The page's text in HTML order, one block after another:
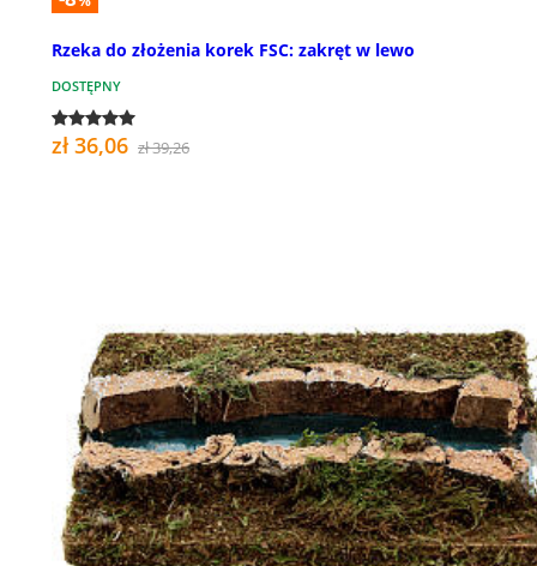
Rzeka do złożenia korek FSC: zakręt w lewo
DOSTĘPNY
zł 36,06 zł 39,26